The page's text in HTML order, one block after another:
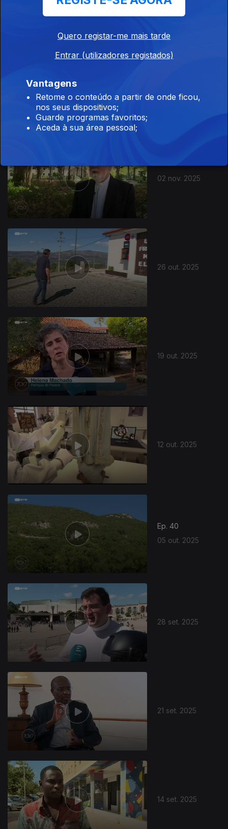
02 nov. 2025
26 out. 2025
19 out. 2025
12 out. 2025
Ep. 40
05 out. 2025
28 set. 2025
21 set. 2025
14 set. 2025
873867
Quero registar-me mais tarde
Entrar (utilizadores registados)
Vantagens
Retome o conteúdo a partir de onde ficou,
nos seus dispositivos;
Guarde programas favoritos;
Aceda à sua área pessoal;